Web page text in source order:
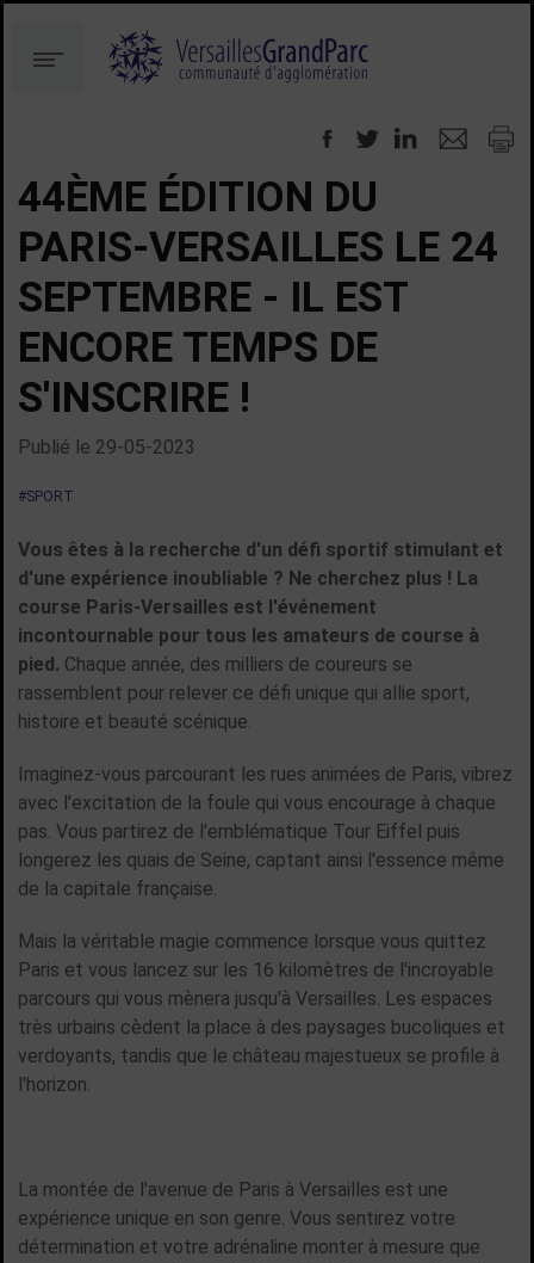
au
contenu
à
Menu
44ÈME ÉDITION DU
PARIS-VERSAILLES LE 24
SEPTEMBRE - IL EST
ENCORE TEMPS DE
S'INSCRIRE !
Publié le 29-05-2023
#SPORT
Vous êtes à la recherche d'un défi sportif stimulant et
d'une expérience inoubliable ? Ne cherchez plus ! La
course Paris-Versailles est l'événement
incontournable pour tous les amateurs de course à
pied. Chaque année, des milliers de coureurs se
rassemblent pour relever ce défi unique qui allie sport,
histoire et beauté scénique.
Imaginez-vous parcourant les rues animées de Paris, vibrez
avec l'excitation de la foule qui vous encourage à chaque
pas. Vous partirez de l'emblématique Tour Eiffel puis
longerez les quais de Seine, captant ainsi l'essence même
de la capitale française.
Mais la véritable magie commence lorsque vous quittez
Paris et vous lancez sur les 16 kilomètres de l'incroyable
parcours qui vous mènera jusqu'à Versailles. Les espaces
très urbains cèdent la place à des paysages bucoliques et
verdoyants, tandis que le château majestueux se profile à
l'horizon.
La montée de l'avenue de Paris à Versailles est une
expérience unique en son genre. Vous sentirez votre
détermination et votre adrénaline monter à mesure que